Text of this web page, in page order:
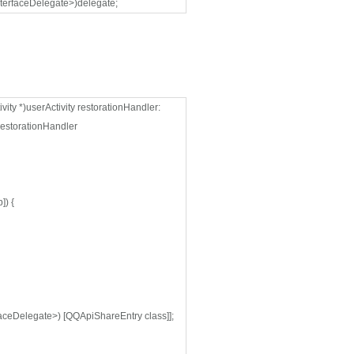
*)userActivity restorationHandler:
{
[QQApiShareEntry class]];